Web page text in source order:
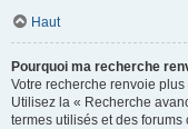
Haut
Pourquoi ma recherche
Votre recherche renvoie
Utilisez la « Recherche
termes utilisés et des